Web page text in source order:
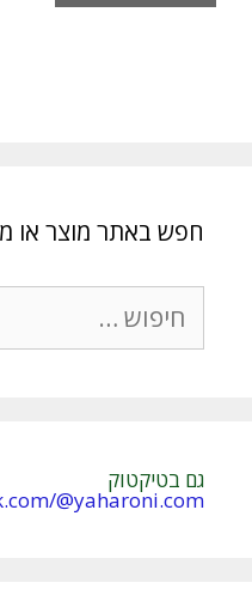
חפש באתר מוצר או
חיפוש:
גם בטיקטוק
@yaharoni.com